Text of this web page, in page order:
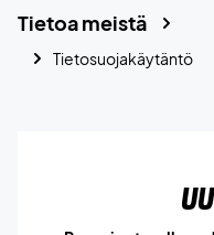
Tietoa meistä
Tietosuojakäytäntö